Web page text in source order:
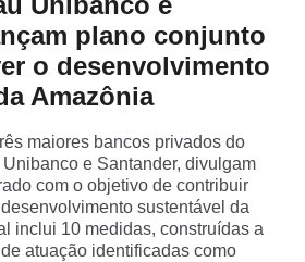
Bradesco
plano conjunto
o desenvolvimento
Amazônia
maiores bancos privados do
e Santander, divulgam
com o objetivo de contribuir
sustentável da
inclui 10 medidas, construídas a
atuação identificadas como